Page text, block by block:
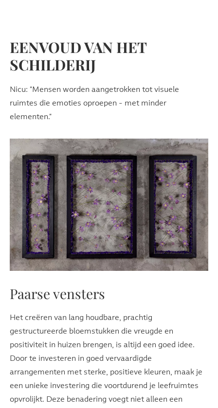
EENVOUD VAN HET
SCHILDERIJ
Nicu: "Mensen worden aangetrokken tot visuele
ruimtes die emoties oproepen - met minder
elementen."
Paarse vensters
Het creëren van lang houdbare, prachtig
gestructureerde bloemstukken die vreugde en
positiviteit in huizen brengen, is altijd een goed idee.
Door te investeren in goed vervaardigde
arrangementen met sterke, positieve kleuren, maak je
een unieke investering die voortdurend je leefruimtes
opvrolijkt. Deze benadering voegt niet alleen een